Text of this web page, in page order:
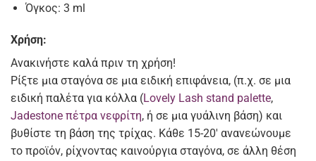
Όγκος: 3 ml
Χρήση:
Ανακινήστε καλά πριν τη χρήση!
Ρίξτε μια σταγόνα σε μια ειδική επιφάνεια, (π.χ. σε μια
ειδική παλέτα για κόλλα (Lovely Lash stand palette,
Jadestone πέτρα νεφρίτη, ή σε μια γυάλινη βάση) και
βυθίστε τη βάση της τρίχας. Κάθε 15-20′ ανανεώνουμε
το προϊόν, ρίχνοντας καινούργια σταγόνα, σε άλλη θέση